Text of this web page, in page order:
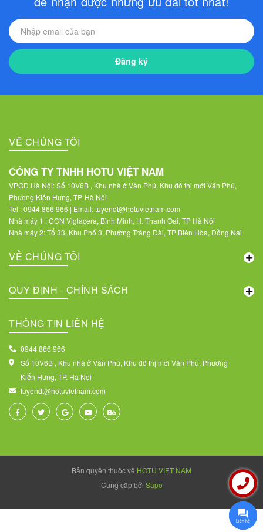
Đăng ký
VỀ CHÚNG TÔI
CÔNG TY TNHH HOTU VIỆT NAM
VPGD Hà Nội: Số 10V6B , Khu nhà ở Văn Phú, Khu đô thị mới Văn Phú,
Phường Kiến Hưng, TP. Hà Nội
Tel : 0944 866 966 | Email: tuyendt@hotuvietnam.com
Nhà máy 1 : CCN Viglacera, Bình Minh, H. Thanh Oai, TP Hà Nội
Nhà máy 2: Tổ 33, Khu Phố 3, Phường Trảng Dài, TP Biên Hòa, Đồng Nai
VỀ CHÚNG TÔI
QUY ĐỊNH - CHÍNH SÁCH
THÔNG TIN LIÊN HỆ
0944 866 966
Số 10V6B , Khu nhà ở Văn Phú, Khu đô thị mới Văn Phú, Phường
Kiến Hưng, TP. Hà Nội
tuyendt@hotuvietnam.com
Bản quyền thuộc về HOTU VIỆT NAM
Cung cấp bởi Sapo
Liên hệ